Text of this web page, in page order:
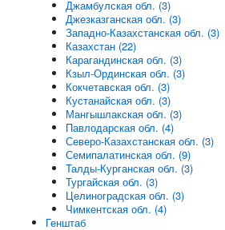
Джамбулская обл. (3)
Джезказганская обл. (3)
Западно-Казахстанская обл. (3)
Казахстан (22)
Карагандинская обл. (3)
Кзыл-Ординская обл. (3)
Кокчетавская обл. (3)
Кустанайская обл. (3)
Мангышлакская обл. (3)
Павлодарская обл. (4)
Северо-Казахстанская обл. (3)
Семипалатинская обл. (9)
Талды-Курганская обл. (3)
Тургайская обл. (3)
Целиноградская обл. (3)
Чимкентская обл. (4)
Генштаб